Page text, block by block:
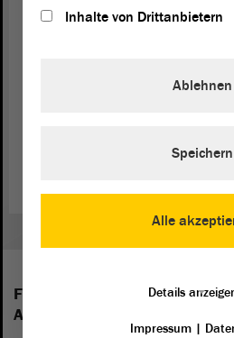
wehrhaftenDemokratieaktuell
Folgende Fraktionen sind im
Anhalt vertreten:
Inhalte von Drittanbietern
Alle
Ablehnen
Speichern
Details
Impressum|